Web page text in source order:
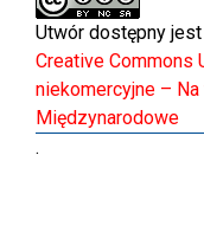
Utwór dostępny
Creative Commons
niekomercyjne –
Międzynarodowe
.